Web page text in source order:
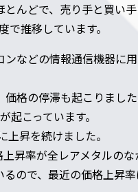
んどで、売り手と買い
推移しています。
などの情報通信機器に
格の停滞も起こりました
こっています。
昇を続けました。
昇率が全レアメタルのな
ので、最近の価格上昇